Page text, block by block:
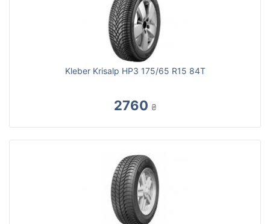
Kleber Krisalp HP3 175/65 R15 84T
2760 ₴